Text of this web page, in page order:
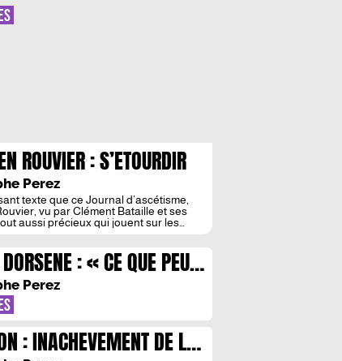
ROUVIER : S’ETOURDIR
OU LE DESIR
Perez
texte que ce Journal d’ascétisme,
vu par Clément Bataille et ses
aussi précieux qui jouent sur les
le lien intemporel entre la
d’une spiritualité et le refus de […]
: « CE QUE PEUT
LE POEME A LA
Perez
: INACHEVEMENT DE LA